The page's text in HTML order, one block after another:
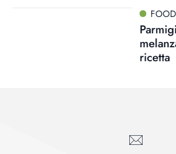
FOOD
ricetta